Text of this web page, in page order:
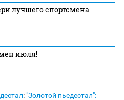
лучшего спортсмена
июля!
: "Золотой пьедестал":